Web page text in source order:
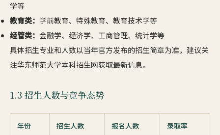
学等
教育类： 学前教育、特殊教育、教育技术学等
经管类： 金融学、经济学、工商管理、统计学等
具体招生专业和人数以当年官方发布的招生简章为准，建议关
注华东师范大学本科招生网获取最新信息。
1.3 招生人数与竞争态势
年份 招生人数 报名人数 录取率